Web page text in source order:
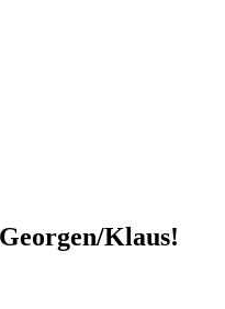
Klaus!